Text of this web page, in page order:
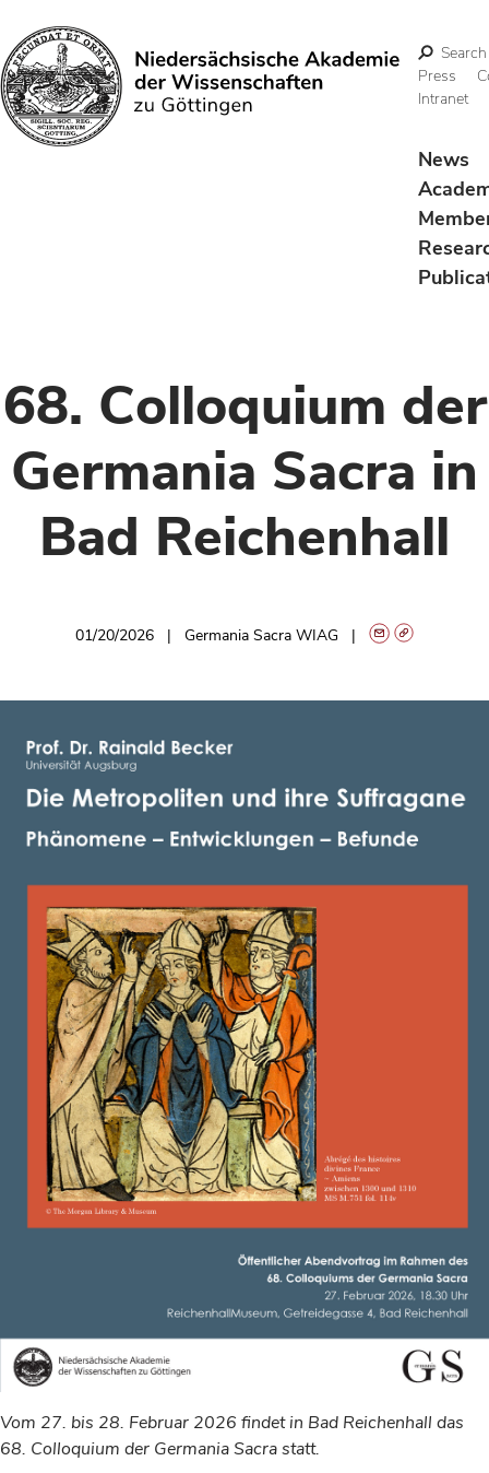
Search
Search
Press
Intranet
News
68. Colloquium der
Germania Sacra in
Bad Reichenhall
01/20/2026 Germania Sacra WIAG
Vom 27. bis 28. Februar 2026 findet in Bad Reichenhall das
68. Colloquium der Germania Sacra statt.